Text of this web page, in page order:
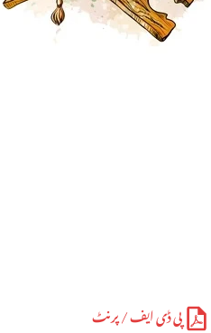
پی ڈی ایف / پرنٹ